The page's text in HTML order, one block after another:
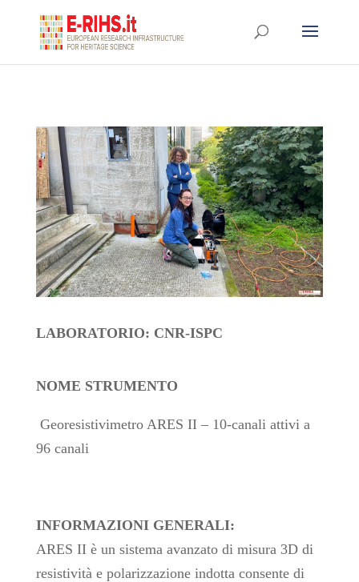
LABORATORIO: CNR-ISPC
NOME STRUMENTO
Georesistivimetro ARES II – 10-canali attivi a
96 canali
INFORMAZIONI GENERALI:
ARES II è un sistema avanzato di misura 3D di
resistività e polarizzazione indotta consente di